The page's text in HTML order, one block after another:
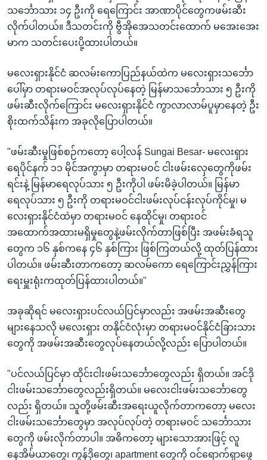
နေရာ
သို့
ကျော်
သင်္ဘောသား ၁၄ ဦးကို ရေကြောင်း အာဏာပိုင်တွေကဖမ်းဆီး
လိုက်ပါတယ်။ ဒီသတင်းကို ဗွီအိုအေသတင်းထောက် မအေးအေး
မာက သတင်းပေးပို့ထားပါတယ်။
မလေးရှားနိုင်ငံ ဆလမ်းကောပြည်နယ်ထဲက မလေးရှားသင်္ဘော
ပေါ်မှာ တရားမဝင်အလုပ်လုပ်နေတဲ့ မြန်မာသင်္ဘောသား ၅ ဦးကို
ဖမ်းဆီးလိုက်ကြောင်း မလေးရှားနိုင်ငံ ကွာလာလာမ်ပူမှာနေတဲ့ ဦး
စိုးထက်သိန်းက အခုလိုပြောပါတယ်။
"ဖမ်းဆီးမှုဖြစ်စဉ်ကတော့ ပေါ့လန် Sungai Besar- မလေးရှား
ရေပိုင်နက် ၁၁ မိုင်အကွာမှာ တရားမဝင် ငါးဖမ်းလှေတွေကိုဖမ်း
ရင်းနဲ့ မြန်မာရေလုပ်သား ၅ ဦးကိုပါ ဖမ်းမိခဲ့ပါတယ်။ မြန်မာ
ရေလုပ်သား ၅ ဦးကို တရားမဝင်ငါးဖမ်းလုပ်ငန်းလုပ်ကိုင်မှု၊ မ
လေးရှားနိုင်ငံထဲမှာ တရားမဝင် နေထိုင်မှု၊ တရားဝင်
အထောက်အထားမရှိမှုတွေနဲ့ဖမ်းလိုက်တာဖြစ်ပြီး အဖမ်းခံရသူ
တွေက ၁၆ နှစ်ကနေ ၄၆ နှစ်ကြား ဖြစ်ကြတယ်လို့ ထုတ်ပြန်ထား
ပါတယ်။ ဖမ်းဆီးတာကတော့ ဆလမ်ကော ရေကြောင်းညွှန်ကြား
ရေးမှူးရုံးကထုတ်ပြန်ထားပါတယ်။"
အခုဆိုရင် မလေးရှားပင်လယ်ပြင်မှာလည်း အဖမ်းအဆီးတွေ
များနေသလို မလေးရှား တနိုင်ငံလုံးမှာ တရားမဝင်နိုင်ငံခြားသား
တွေကို အဖမ်းအဆီးတွေလုပ်နေတယ်လို့လည်း ပြောပါတယ်။
"ပင်လယ်ပြင်မှာ ထိုင်းငါးဖမ်းသင်္ဘောတွေလည်း ရှိတယ်။ အင်ဒို
ငါးဖမ်းသင်္ဘောတွေလည်းရှိတယ်။ မလေးငါးဖမ်းသင်္ဘောတွေ
လည်း ရှိတယ်။ သူတို့ဖမ်းဆီးအရေးယူလိုက်တာကတော့ မလေး
ငါးဖမ်းသင်္ဘောတွေမှာ အလုပ်လုပ်တဲ့ တရားမဝင် သင်္ဘောသား
တွေကို ဖမ်းလိုက်တာပါ။ အဓိကတော့ များသောအားဖြင့် လူ
နေအိမ်ယာတွေ၊ ကွန်ဒိုတွေ၊ apartment တွေကို ဝင်ရောက်ရှာဖွေ